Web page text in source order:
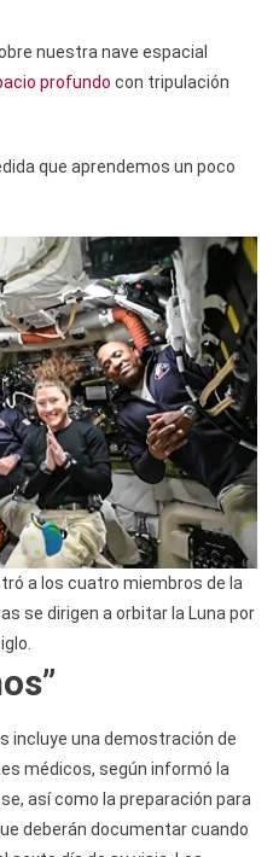
nuestra nave espacial
profundo con tripulación
que aprendemos un poco
a los cuatro miembros de la
se dirigen a orbitar la Luna por
incluye una demostración de
médicos, según informó la
así como la preparación para
deberán documentar cuando